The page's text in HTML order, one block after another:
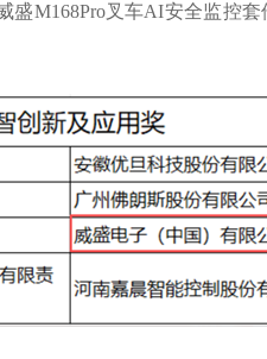
盛M168Pro叉车AI安全监控